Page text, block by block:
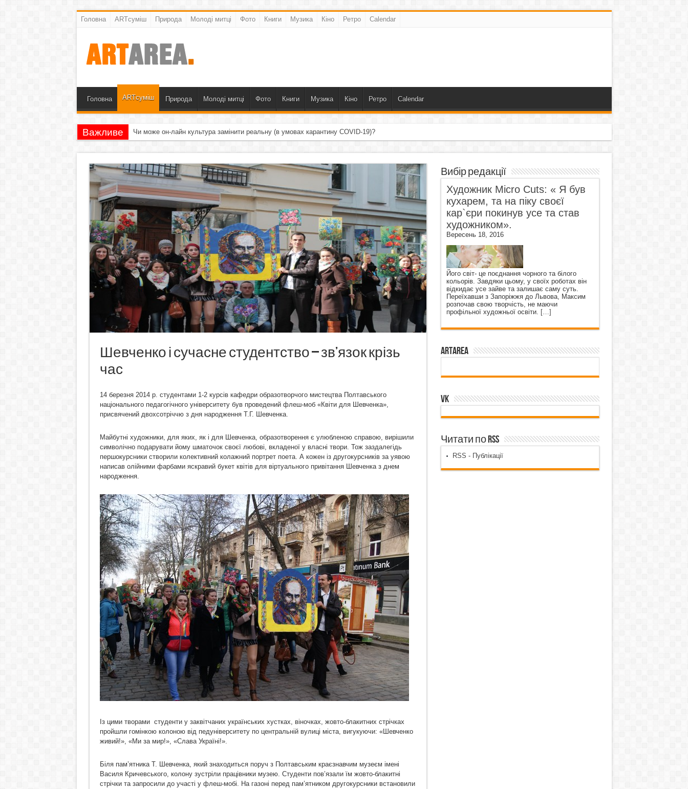
Головна ARTсуміш Природа Молоді митці Фото Книги Музика Кіно Ретро Calendar
Головна ARTсуміш Природа Молоді митці Фото Книги Музика Кіно Ретро Calendar
Важливе Чи може он-лайн культура замінити реальну (в умовах карантину COVID-19)?
Шевченко і сучасне студентство – зв’язок крізь
час
14 березня 2014 р. студентами 1-2 курсів кафедри образотворчого мистецтва Полтавського
національного педагогічного університету був проведений флеш-моб «Квіти для Шевченка»,
присвячений двохсотріччю з дня народження Т.Г. Шевченка.
Майбутні художники, для яких, як і для Шевченка, образотворення є улюбленою справою, вирішили
символічно подарувати йому шматочок своєї любові, вкладеної у власні твори. Тож заздалегідь
першокурсники створили колективний колажний портрет поета. А кожен із другокурсників за уявою
написав олійними фарбами яскравий букет квітів для віртуального привітання Шевченка з днем
народження.
Із цими творами студенти у заквітчаних українських хустках, віночках, жовто-блакитних стрічках
пройшли гомінкою колоною від педуніверситету по центральній вулиці міста, вигукуючи: «Шевченко
живий!», «Ми за мир!», «Слава Україні!».
Біля пам’ятника Т. Шевченка, який знаходиться поруч з Полтавським краєзнавчим музеєм імені
Василя Кричевського, колону зустріли працівники музею. Студенти пов’язали їм жовто-блакитні
стрічки та запросили до участі у флеш-мобі. На газоні перед пам’ятником другокурсники встановили
Вибір редакції
Художник Micro Cuts: « Я був
кухарем, та на піку своєї
кар`єри покинув усе та став
художником».
Вересень 18, 2016
Його світ- це поєднання чорного та білого
кольорів. Завдяки цьому, у своїх роботах він
відкидає усе зайве та залишає саму суть.
Переїхавши з Запоріжжя до Львова, Максим
розпочав свою творчість, не маючи
профільної художньої освіти. […]
ArtArea
VK
Читати по RSS
RSS - Публікації